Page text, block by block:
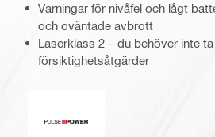
Varningar för nivåfel och lågt
och oväntade avbrott
Laserklass 2 – du behöver inte
försiktighetsåtgärder